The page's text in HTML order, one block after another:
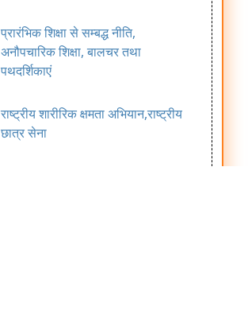
प्रारंभिक शिक्षा से सम्बद्ध नीति,
अनौपचारिक शिक्षा, बालचर तथा
पथदर्शिकाएं
राष्ट्रीय शारीरिक क्षमता अभियान,राष्ट्रीय
छात्र सेना